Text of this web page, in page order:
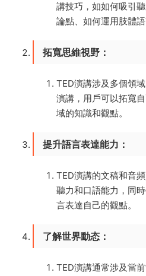
講技巧，如如何吸引
論點、如何運用肢體語
拓寬思維視野 ：
TED演講涉及多個領
演講，用戶可以拓寬
域的知識和觀點。
提升語言表達能力 ：
TED演講的文稿和音
聽力和口語能力，同
言表達自己的觀點。
了解世界動态 ：
TED演講通常涉及當